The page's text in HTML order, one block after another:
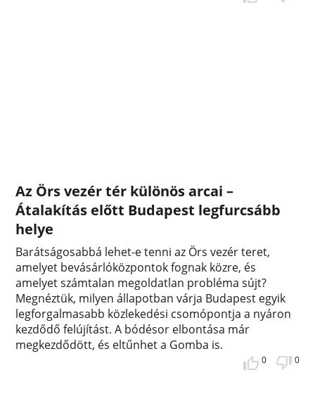
Az Örs vezér tér különös arcai –
Átalakítás előtt Budapest legfurcsább
helye
Barátságosabbá lehet-e tenni az Örs vezér teret,
amelyet bevásárlóközpontok fognak közre, és
amelyet számtalan megoldatlan probléma sújt?
Megnéztük, milyen állapotban várja Budapest egyik
legforgalmasabb közlekedési csomópontja a nyáron
kezdődő felújítást. A bódésor elbontása már
megkezdődött, és eltűnhet a Gomba is.
0 0